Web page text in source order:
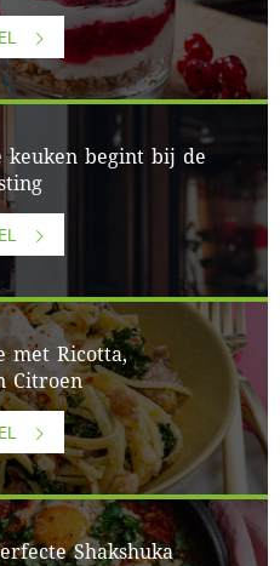
keuken begint bij de
met Ricotta,
Citroen
Shakshuka